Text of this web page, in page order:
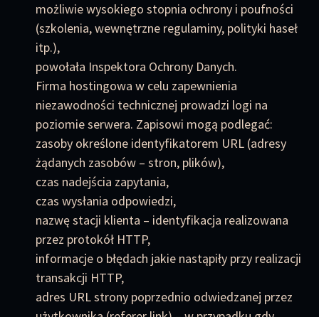
możliwie wysokiego stopnia ochrony i poufności
(szkolenia, wewnętrzne regulaminy, polityki haseł
itp.),
powołała Inspektora Ochrony Danych.
Firma hostingowa w celu zapewnienia
niezawodności technicznej prowadzi logi na
poziomie serwera. Zapisowi mogą podlegać:
zasoby określone identyfikatorem URL (adresy
żądanych zasobów – stron, plików),
czas nadejścia zapytania,
czas wysłania odpowiedzi,
nazwę stacji klienta – identyfikacja realizowana
przez protokół HTTP,
informacje o błędach jakie nastąpiły przy realizacji
transakcji HTTP,
adres URL strony poprzednio odwiedzanej przez